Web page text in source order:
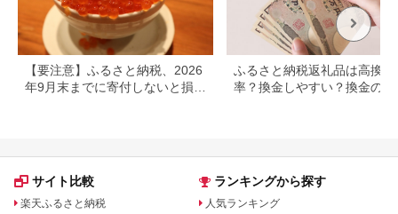
【要注意】ふるさと納税、2026
年9月末までに寄付しないと損す
ふるさと納税返礼品は高換金
率？換金しやすい？換金の可
サイト比較
楽天ふるさと納税
ランキングから探す
人気ランキング